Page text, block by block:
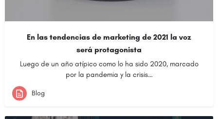
En las tendencias de marketing de 2021 la voz
será protagonista
Luego de un año atípico como lo ha sido 2020, marcado
por la pandemia y la crisis…
Blog